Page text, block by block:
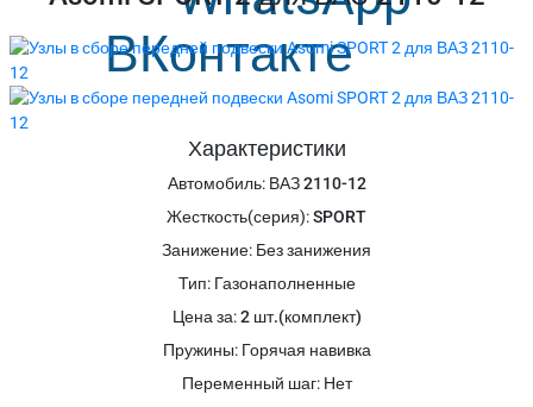
Характеристики
Автомобиль: ВАЗ 2110-12
Жесткость(серия):SPORT
Занижение: Без занижения
Тип: Газонаполненные
Цена за:2 шт.(комплект)
Пружины: Горячая навивка
Переменный шаг: Нет